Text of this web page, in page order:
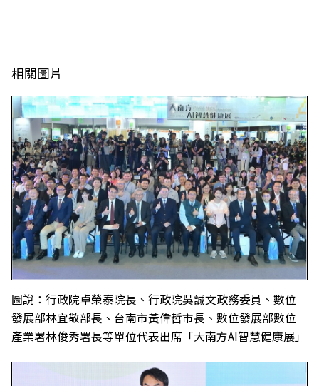
相關圖片
圖說：行政院卓榮泰院長、行政院吳誠文政務委員、數位
發展部林宜敬部長、台南市黃偉哲市長、數位發展部數位
產業署林俊秀署長等單位代表出席「大南方AI智慧健康展」